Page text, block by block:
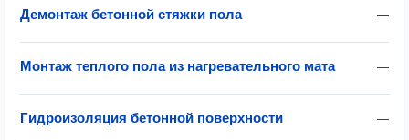
—
Демонтаж бетонной стяжки пола
—
Монтаж теплого пола из нагревательного мата
—
Гидроизоляция бетонной поверхности